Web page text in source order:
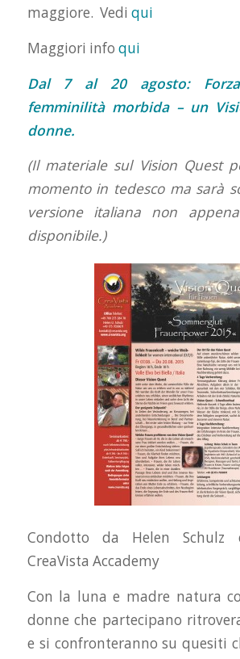
maggiore. Vedi qui
Maggiori info qui
Dal 7 al 20 agosto:
femminilità morbida – un
donne.
(Il materiale sul Vision Quest
momento in tedesco ma sarà
versione italiana non
disponibile.)
Condotto da Helen
CreaVista Accademy
Con la luna e madre natura
donne che partecipano
e si confronteranno su quesiti